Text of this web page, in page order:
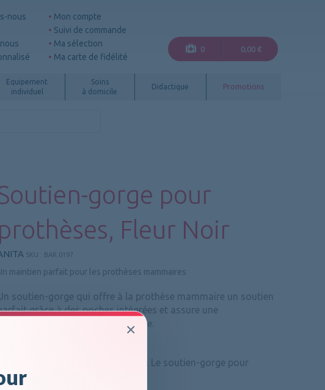
×
nous
Mon compte
Suivi de commande
Ma sélection
Ma carte de fidélité
0 0,00 €
Equipement
individuel
Soins
à domicile
Didactique Promotions
gorge pour
prothèses, Fleur Noir
SKU : BAR.0197
maintien parfait pour les prothèses mammaires
soutien-gorge qui offre à la prothèse mammaire un soutien
grâce à des poches intégrées et assure une
compensation mammaire optimale.
Motif candide et confort agréable. Le soutien-gorge pour
FLEUR...